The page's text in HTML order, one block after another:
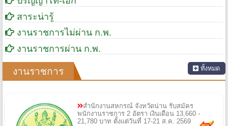
สาระน่ารู้
งานราชการไม่ผ่าน ก.พ.
งานราชการผ่าน ก.พ.
งานราชการ ทั้งหมด
สำนักงานสหกรณ์ จังหวัดน่าน รับสมัคร
พนักงานราชการ 2 อัตรา เงินเดือน 13,660 -
21,780 บาท ตั้งแต่วันที่ 17-21 ส.ค. 2569